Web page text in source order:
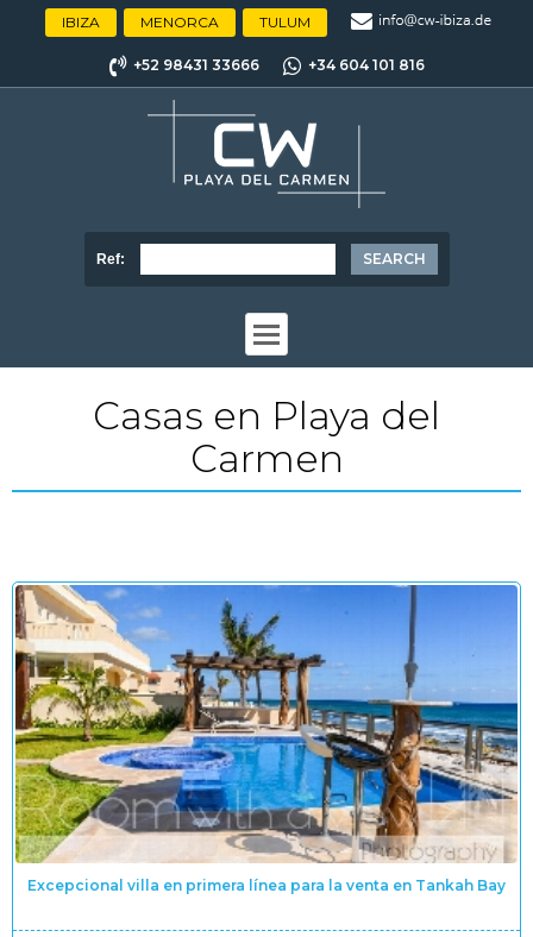
IBIZA MENORCA TULUM
+52 98431 33666 +34 604 101 816
Ref:
Casas en Playa del
Carmen
Excepcional villa en primera línea para la venta en Tankah Bay